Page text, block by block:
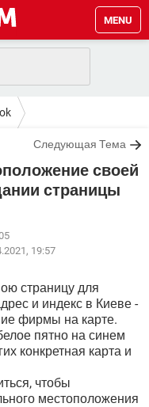
MENU
10
Следующая Тема
своей
страницы
19:57
страницу для
и индекс в Киеве -
фирмы на карте.
пятно на синем
конкретная карта и
чтобы
местоположения